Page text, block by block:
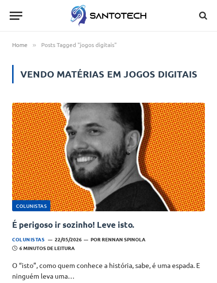
Home » Posts Tagged "jogos digitais"
VENDO MATÉRIAS EMJOGOS DIGITAIS
COLUNISTAS
É perigoso ir sozinho! Leve isto.
COLUNISTAS 22/05/2026 POR RENNAN SPINOLA
6 MINUTOS DE LEITURA
O “isto”, como quem conhece a história, sabe, é uma espada. E
ninguém leva uma…